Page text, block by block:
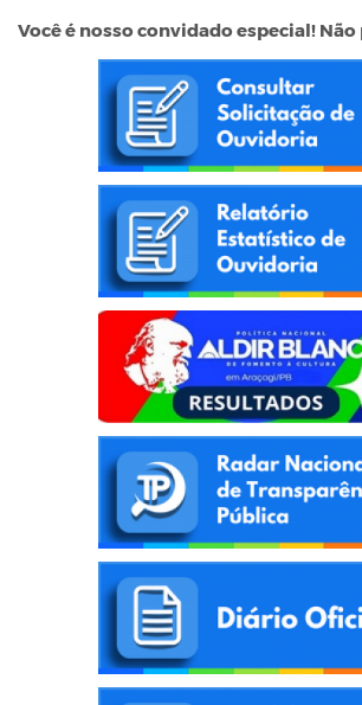
Você é nosso convidado especial! Não